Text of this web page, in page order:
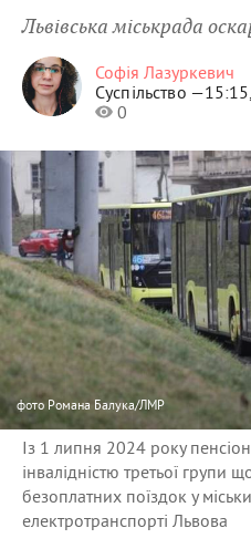
Львівська міськрада
Софія Лазуркевич
Суспільство —
0
фото Романа Балука/ЛМР
Із 1 липня 2024 року
інвалідністю третьої групи
безоплатних поїздок у
електротранспорті Львова